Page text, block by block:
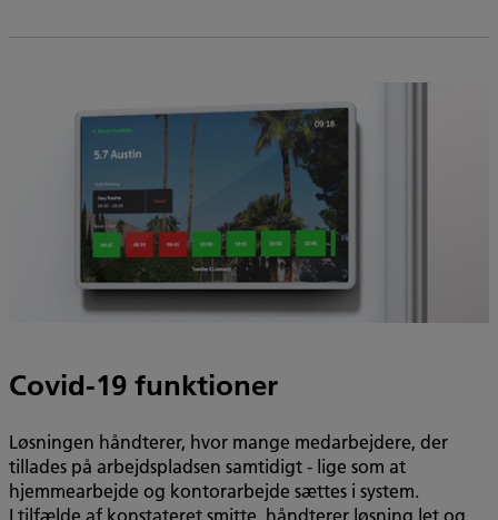
Covid-19 funktioner
Løsningen håndterer, hvor mange medarbejdere, der
tillades på arbejdspladsen samtidigt - lige som at
hjemmearbejde og kontorarbejde sættes i system.